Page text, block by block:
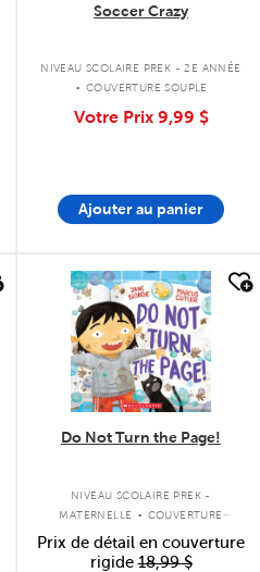
Soccer Crazy
NIVEAU SCOLAIRE PREK - 2E ANNÉE
. COUVERTURE SOUPLE
Votre Prix 9,99 $
Ajouter au panier
quick look
Do Not Turn the Page!
NIVEAU SCOLAIRE PREK -
MATERNELLE . COUVERTURE
SOUPLE
Prix de détail en couverture
rigide18,99 $